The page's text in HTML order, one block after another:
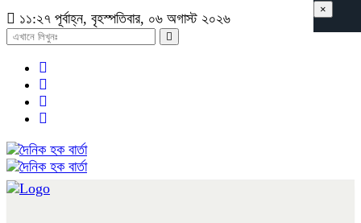
১১:২৭ পূর্বাহ্ন, বৃহস্পতিবার, ০৬ অগাস্ট ২০২৬
×